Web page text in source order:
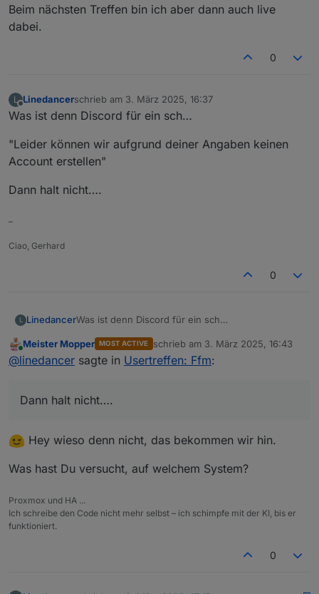
Beim nächsten Treffen bin ich aber dann auch live
dabei.
0
L
Offline
Linedancerschrieb am 3. März 2025, 16:37
zuletzt editiert von
Was ist denn Discord für ein sch…
"Leider können wir aufgrund deiner Angaben keinen
Account erstellen"
Dann halt nicht….
–
Ciao, Gerhard
0
L LinedancerWas ist denn Discord für ein sch…
"Leider können wir aufgrund deiner Angaben
keinen Account erstellen"
Online
Meister Mopper MOST ACTIVE schrieb am 3. März 2025, 16:43
zuletzt editiert von
@linedancer sagte in Usertreffen: Ffm:
Dann halt nicht….
Hey wieso denn nicht, das bekommen wir hin.
Was hast Du versucht, auf welchem System?
Proxmox und HA ...
Ich schreibe den Code nicht mehr selbst – ich schimpfe mit der KI, bis er
funktioniert.
0